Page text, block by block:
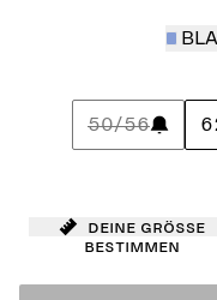
50/56
Deine Größe
bestimmen